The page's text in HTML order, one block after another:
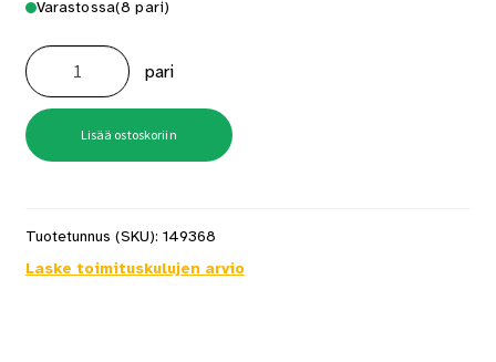
Varastossa(8 pari)
Talvikäsine
Tegera
9128
koko
12
määrä
pari
Lisää ostoskoriin
Tuotetunnus (SKU): 149368
Laske toimituskulujen arvio